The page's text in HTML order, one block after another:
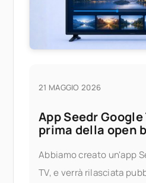
21 MAGGIO 2026
App Seedr
prima della open
Abbiamo creato un'app
TV, e verrà rilasciata